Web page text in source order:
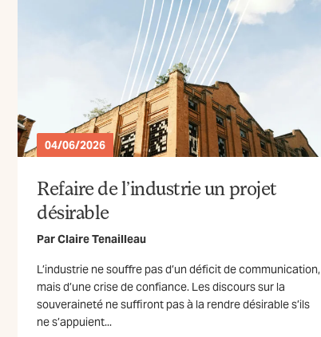
04/06/2026
Refaire de l’industrie un projet
désirable
ParClaire Tenailleau
L’industrie ne souffre pas d’un déficit de communication,
mais d’une crise de confiance. Les discours sur la
souveraineté ne suffiront pas à la rendre désirable s’ils
ne s’appuient...